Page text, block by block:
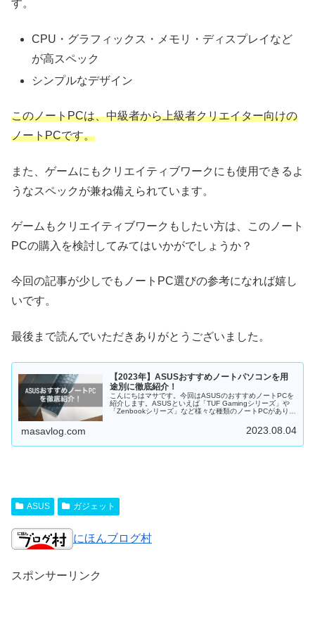
す。
CPU・グラフィックス・メモリ・ディスプレイなど
が高スペック
シンプルなデザイン
このノートPCは、中級者から上級者クリエイター向けの
ノートPCです。
また、ゲームにもクリエイティブワークにも使用できるよ
うなスペックが兼ね備えられています。
ゲームもクリエイティブワークもしたい方は、このノート
PCの購入を検討してみてはいかがでしょうか？
今回の記事が少しでもノートPC選びの参考になれば嬉し
いです。
最後まで読んでいただきありがとうございました。
【2023年】ASUSおすすめノートパソコンを用
途別に徹底紹介！
こんにちはマサです。今回はASUSのおすすめノートPCを
紹介します。ASUSといえば「TUF Gamingシリーズ」や
「Zenbookシリーズ」など様々な種類のノートPCがありま
masavlog.com 2023.08.04
ASUS ガジェット
にほんブログ村
スポンサーリンク